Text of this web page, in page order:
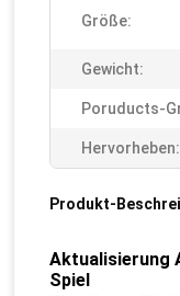
Größe:
Gewicht:
Poruducts-
Hervorheben:
Produkt-
Aktualisierung
Spiel